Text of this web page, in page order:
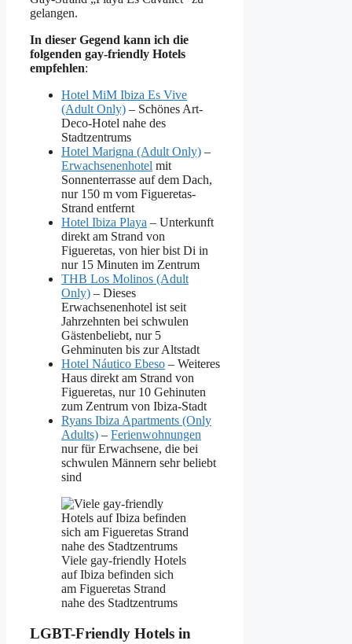
gelangen.
In dieser Gegend kann ich die
folgenden gay-friendly Hotels
empfehlen:
Hotel MiM Ibiza Es Vive
(Adult Only) – Schönes Art-
Deco-Hotel nahe des
Stadtzentrums
Hotel Marigna (Adult Only) –
Erwachsenenhotel mit
Sonnenterrasse auf dem Dach,
nur 150 m vom Figueretas-
Strand entfernt
Hotel Ibiza Playa – Unterkunft
direkt am Strand von
Figueretas, von hier bist Di in
nur 15 Minuten im Zentrum
THB Los Molinos (Adult
Only) – Dieses
Erwachsenenhotel ist seit
Jahrzehnten bei schwulen
Gästenbeliebt, nur 5
Gehminuten bis zur Altstadt
Hotel Náutico Ebeso – Weiteres
Haus direkt am Strand von
Figueretas, nur 10 Gehinuten
zum Zentrum von Ibiza-Stadt
Ryans Ibiza Apartments (Only
Adults) – Ferienwohnungen
nur für Erwachsene, die bei
schwulen Männern sehr beliebt
sind
Viele gay-friendly Hotels
auf Ibiza befinden sich
am Figueretas Strand
nahe des Stadtzentrums
LGBT-Friendly Hotels in